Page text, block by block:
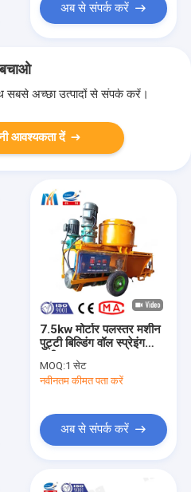
अब से संपर्क करें
अच्छा उत्पादों से संपर्क करें।
आवश्यकता दें
7.5kw मोर्टार पलस्तर मशीन
पुट्टी बिल्डिंग वॉल स्प्रेइंग
MOQ:1 सेट
नवीनतम कीमत पता करें
अब से संपर्क करें